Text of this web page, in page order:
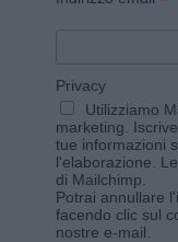
Privacy
Utilizziamo
marketing.
tue informazioni
l'elaborazione.
di Mailchimp
Potrai annullare
facendo clic sul
nostre e-mail.